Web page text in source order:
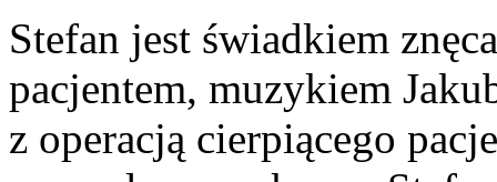
Stefan jest świadkiem
pacjentem, muzykiem
z operacją cierpiącego